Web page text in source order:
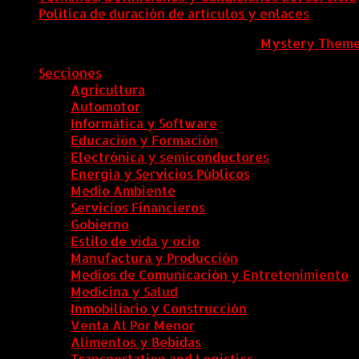
Política de duración de artículos y enlaces
Mystery
Secciones
Agricultura
Automotor
Informática y Software
Educación y Formación
Electrónica y semiconductores
Energía y Servicios Públicos
Medio Ambiente
Servicios Financieros
Gobierno
Estilo de vida y ocio
Manufactura y Producción
Medios de Comunicación y Entretenimiento
Medicina y Salud
Inmobiliario y Construcción
Venta Al Por Menor
Alimentos y Bebidas